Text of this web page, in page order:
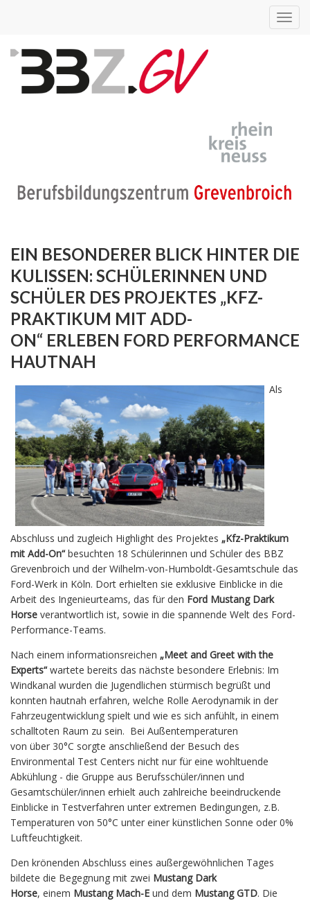
EIN BESONDERER BLICK HINTER DIE
KULISSEN: SCHÜLERINNEN UND
SCHÜLER DES PROJEKTES „KFZ-
PRAKTIKUM MIT ADD-
ON“ ERLEBEN FORD PERFORMANCE
HAUTNAH
Als
Abschluss und zugleich Highlight des Projektes „Kfz-Praktikum
mit Add-On“besuchten 18 Schülerinnen und Schüler des BBZ
Grevenbroich und der Wilhelm-von-Humboldt-Gesamtschule das
Ford-Werk in Köln. Dort erhielten sie exklusive Einblicke in die
Arbeit des Ingenieurteams, das für den Ford Mustang Dark
Horse verantwortlich ist, sowie in die spannende Welt des Ford-
Performance-Teams.
Nach einem informationsreichen „Meet and Greet with the
Experts“wartete bereits das nächste besondere Erlebnis: Im
Windkanal wurden die Jugendlichen stürmisch begrüßt und
konnten hautnah erfahren, welche Rolle Aerodynamik in der
Fahrzeugentwicklung spielt und wie es sich anfühlt, in einem
schalltoten Raum zu sein. Bei Außentemperaturen
von über 30°C sorgte anschließend der Besuch des
Environmental Test Centers nicht nur für eine wohltuende
Abkühlung - die Gruppe aus Berufsschüler/innen und
Gesamtschüler/innen erhielt auch zahlreiche beeindruckende
Einblicke in Testverfahren unter extremen Bedingungen, z.B.
Temperaturen von 50°C unter einer künstlichen Sonne oder 0%
Luftfeuchtigkeit.
Den krönenden Abschluss eines außergewöhnlichen Tages
bildete die Begegnung mit zwei Mustang Dark
Horse, einem Mustang Mach-E und dem Mustang GTD. Die